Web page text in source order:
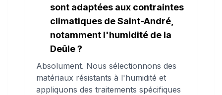
sont adaptées aux contraintes
climatiques de Saint-André,
notamment l'humidité de la
Deûle ?
Absolument. Nous sélectionnons des
matériaux résistants à l'humidité et
appliquons des traitements spécifiques